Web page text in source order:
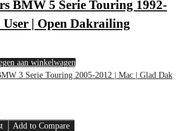
BMW 5 Serie Touring 1992-
User | Open Dakrailing
aan winkelwagen
Add to Compare